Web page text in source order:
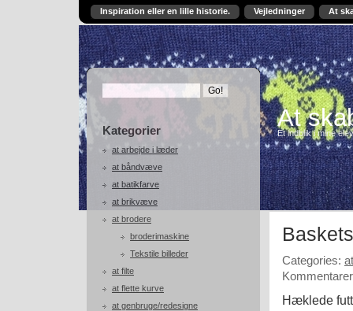
Inspiration eller en lille historie. Vejledninger At
Kategorier
at arbejde i læder
at båndvæve
at batikfarve
at brikvæve
at brodere
broderimaskine
Tekstile billeder
at filte
at flette kurve
at genbruge/redesigne
At
Et indblik i mine
Categories:
Hæklede